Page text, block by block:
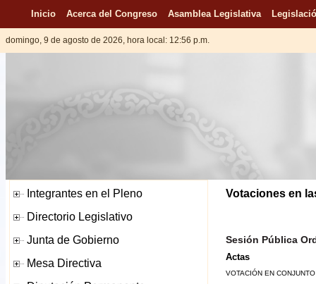
Inicio Acerca del Congreso Asamblea Legislativa
domingo, 9 de agosto de 2026, hora local: 12:56 p.m.
Votaciones en
Sesión Pública
Actas
VOTACIÓN EN